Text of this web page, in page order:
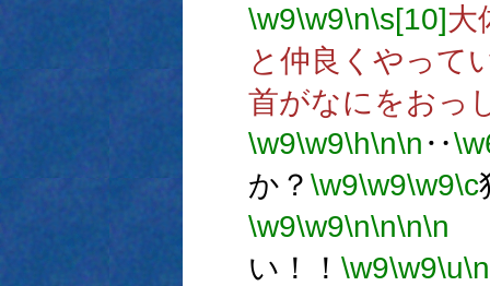
\w9\w9\n\s[10]大
と仲良くやって
首がなにをおっ
\w9\w9\h\n\n ‥
か？ \w9\w9\w9\c
\w9\w9\n\n\n\n
い！！ \w9\w9\u\n